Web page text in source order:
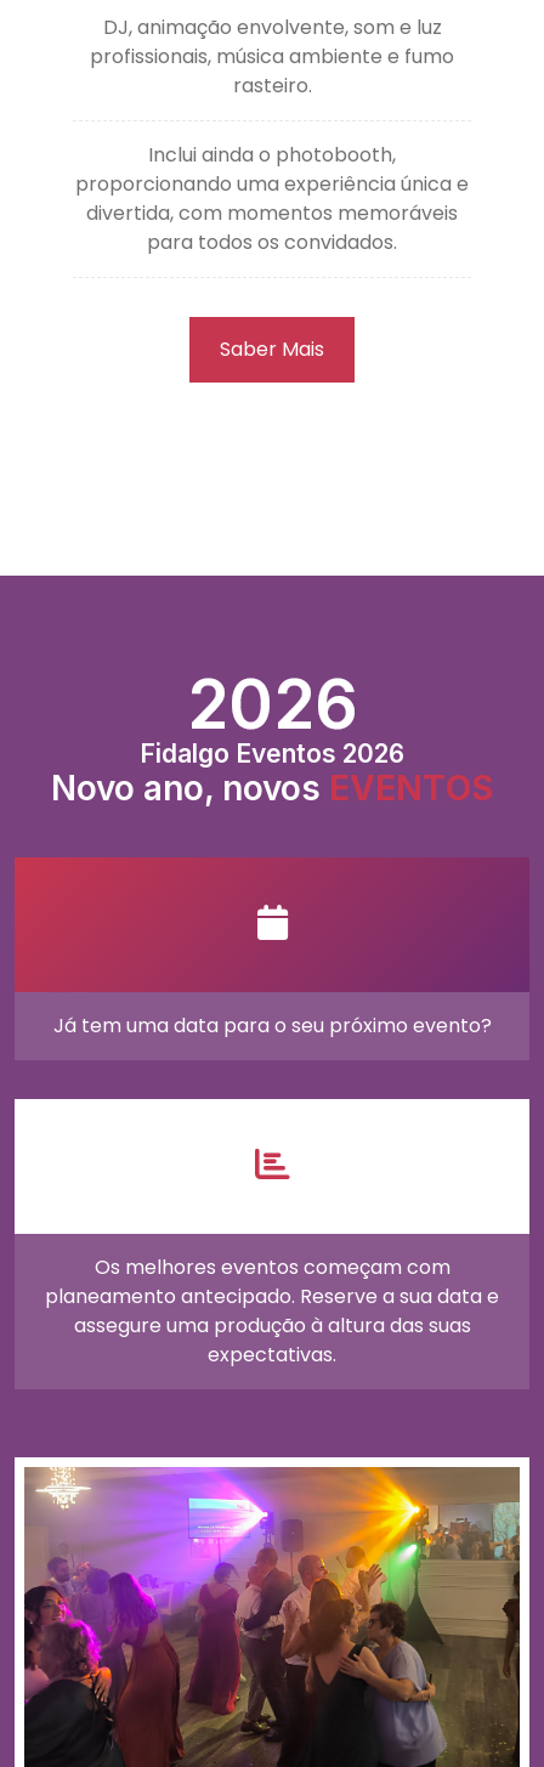
DJ, animação envolvente, som e luz
profissionais, música ambiente e fumo
rasteiro.
Inclui ainda o photobooth,
proporcionando uma experiência única e
divertida, com momentos memoráveis
para todos os convidados.
Saber Mais
2026
Fidalgo Eventos 2026
Novo ano, novos EVENTOS
EVENTOS
Já tem uma data para o seu próximo evento?
Os melhores eventos começam com
planeamento antecipado. Reserve a sua data e
assegure uma produção à altura das suas
expectativas.